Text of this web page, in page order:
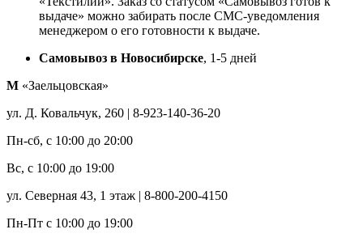
выдаче» можно забирать после СМС-уведомления
менеджером о его готовности к выдаче.
Самовывоз в Новосибирске, 1-5 дней
М «Заельцовская»
ул. Д. Ковальчук, 260 | 8-923-140-36-20
Пн-сб, с 10:00 до 20:00
Вс, с 10:00 до 19:00
ул. Северная 43, 1 этаж | 8-800-200-4150
Пн-Пт с 10:00 до 19:00